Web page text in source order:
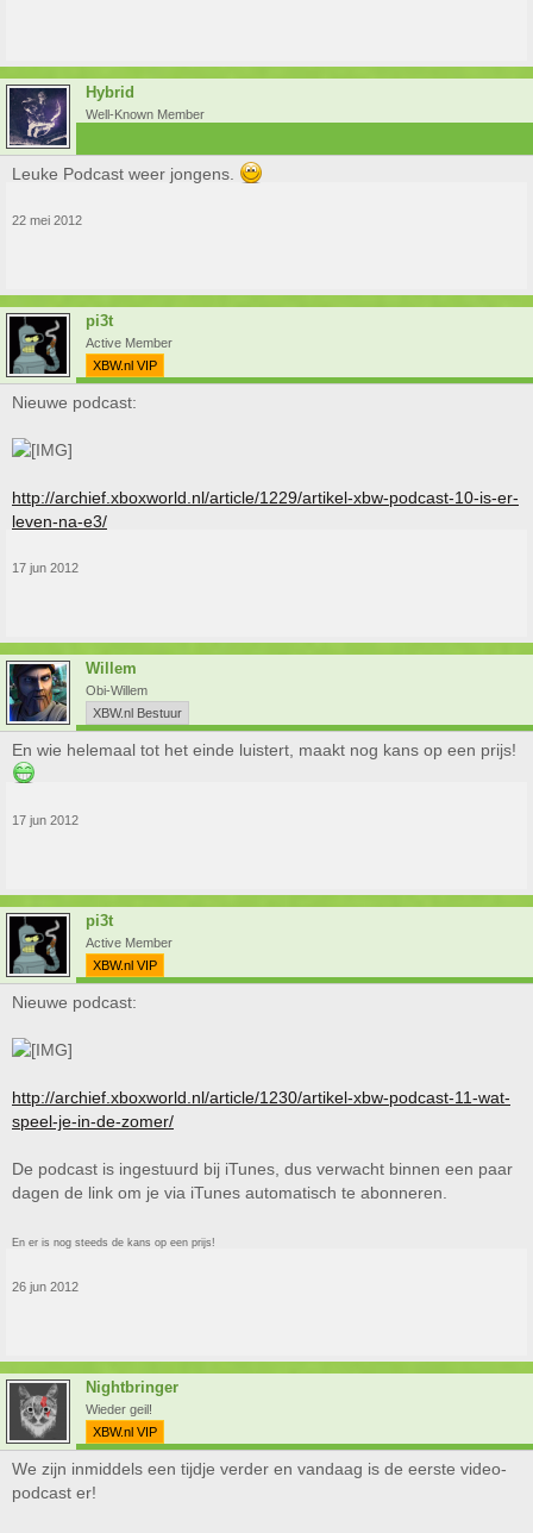
Hybrid
Well-Known Member
Leuke Podcast weer jongens.
22 mei 2012
pi3t
Active Member
XBW.nl VIP
Nieuwe podcast:
http://archief.xboxworld.nl/article/1229/artikel-xbw-podcast-10-is-er-
leven-na-e3/
17 jun 2012
Willem
Obi-Willem
XBW.nl Bestuur
En wie helemaal tot het einde luistert, maakt nog kans op een prijs!
17 jun 2012
pi3t
Active Member
XBW.nl VIP
Nieuwe podcast:
http://archief.xboxworld.nl/article/1230/artikel-xbw-podcast-11-wat-
speel-je-in-de-zomer/
De podcast is ingestuurd bij iTunes, dus verwacht binnen een paar
dagen de link om je via iTunes automatisch te abonneren.
En er is nog steeds de kans op een prijs!
26 jun 2012
Nightbringer
Wieder geil!
XBW.nl VIP
We zijn inmiddels een tijdje verder en vandaag is de eerste video-
podcast er!